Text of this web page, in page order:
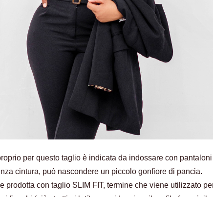
per questo taglio è indicata da indossare con
cintura, può nascondere un piccolo gonfiore di pancia.
prodotta con taglio SLIM FIT, termine che viene utilizzato